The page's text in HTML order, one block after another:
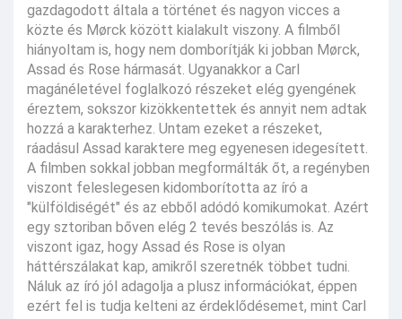
gazdagodott általa a történet és nagyon vicces a
közte és Mørck között kialakult viszony. A filmből
hiányoltam is, hogy nem domborítják ki jobban Mørck,
Assad és Rose hármasát. Ugyanakkor a Carl
magánéletével foglalkozó részeket elég gyengének
éreztem, sokszor kizökkentettek és annyit nem adtak
hozzá a karakterhez. Untam ezeket a részeket,
ráadásul Assad karaktere meg egyenesen idegesített.
A filmben sokkal jobban megformálták őt, a regényben
viszont feleslegesen kidomborította az író a
"külföldiségét" és az ebből adódó komikumokat. Azért
egy sztoriban bőven elég 2 tevés beszólás is. Az
viszont igaz, hogy Assad és Rose is olyan
háttérszálakat kap, amikről szeretnék többet tudni.
Náluk az író jól adagolja a plusz információkat, éppen
ezért fel is tudja kelteni az érdeklődésemet, mint Carl